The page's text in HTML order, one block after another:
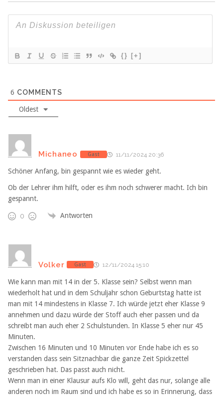
{} [+]
6 COMMENTS
Oldest
Michaneo Gast 11/11/2024 20:36
Schöner Anfang, bin gespannt wie es wieder geht.
Ob der Lehrer ihm hilft, oder es ihm noch schwerer macht. Ich bin
gespannt.
0 Antworten
Volker Gast 12/11/2024 15:10
Wie kann man mit 14 in der 5. Klasse sein? Selbst wenn man
wiederholt hat und in dem Schuljahr schon Geburtstag hatte ist
man mit 14 mindestens in Klasse 7. Ich würde jetzt eher Klasse 9
annehmen und dazu würde der Stoff auch eher passen und da
schreibt man auch eher 2 Schulstunden. In Klasse 5 eher nur 45
Minuten.
Zwischen 16 Minuten und 10 Minuten vor Ende habe ich es so
verstanden dass sein Sitznachbar die ganze Zeit Spickzettel
geschrieben hat. Das passt auch nicht.
Wenn man in einer Klausur aufs Klo will, geht das nur, solange alle
anderen noch im Raum sind und ich habe es so in Erinnerung, dass